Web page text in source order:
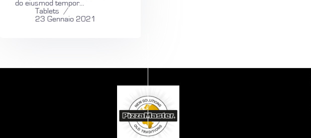
do eiusmod tempor…
Tablets
23 Gennaio 2021